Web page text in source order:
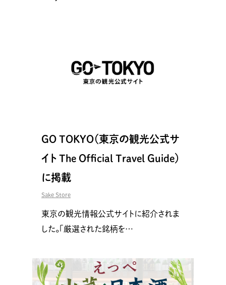
GO TOKYO（東京の観光公式サ
イト The Official Travel Guide）
に掲載
Sake Store
東京の観光情報公式サイトに紹介されま
した。「厳選された銘柄を…